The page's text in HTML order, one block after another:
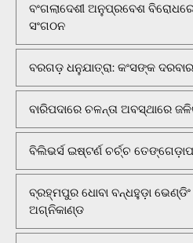
ବଂଗଲାଦେଶୀ ଅନୁପ୍ରବେଶ
ସଂଗଠନ
ବରଗଡ଼ ଧନୁଯାତ୍ରା: କଂସଙ୍କ
ବାରିପଦାରେ ଚଳନ୍ତା ଅବସ୍ଥାରେ
ବିଲିଭର୍ସ ଇଷ୍ଟର୍ଣ ଚର୍ଚ୍ଚ
ବ୍ରହ୍ମପୁର ଧୋବା ବନ୍ଧହୁଡ଼ା
ଅଗ୍ନିକାଣ୍ଡ